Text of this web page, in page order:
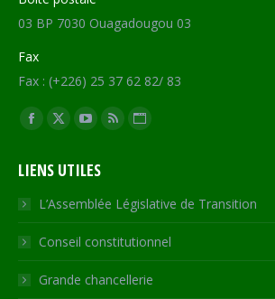
03 BP 7030 Ouagadougou 03
Fax
Fax : (+226) 25 37 62 82/ 83
Trouvez nous sur :
Facebook
opens
in
new
window
X
opens
in
new
window
YouTube
opens
in
new
window
RSS
in
new
window
Site
opens
in
new
LIENS UTILES
L’Assemblée Législative de Transition
Conseil constitutionnel
Grande chancellerie